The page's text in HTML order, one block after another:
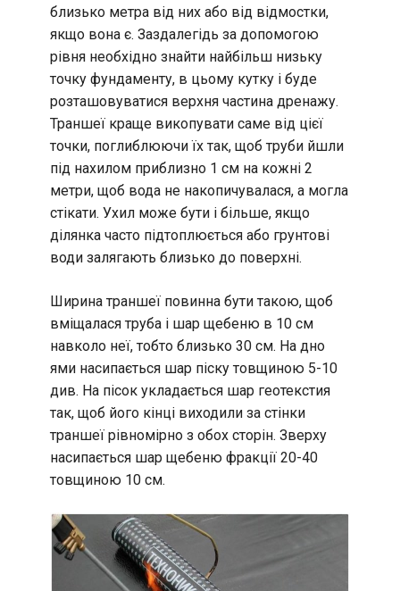
близько метра від них або від відмостки,
якщо вона є. Заздалегідь за допомогою
рівня необхідно знайти найбільш низьку
точку фундаменту, в цьому кутку і буде
розташовуватися верхня частина дренажу.
Траншеї краще викопувати саме від цієї
точки, поглиблюючи їх так, щоб труби йшли
під нахилом приблизно 1 см на кожні 2
метри, щоб вода не накопичувалася, а могла
стікати. Ухил може бути і більше, якщо
ділянка часто підтоплюється або грунтові
води залягають близько до поверхні.
Ширина траншеї повинна бути такою, щоб
вміщалася труба і шар щебеню в 10 см
навколо неї, тобто близько 30 см. На дно
ями насипається шар піску товщиною 5-10
див. На пісок укладається шар геотекстия
так, щоб його кінці виходили за стінки
траншеї рівномірно з обох сторін. Зверху
насипається шар щебеню фракції 20-40
товщиною 10 см.